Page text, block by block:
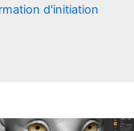
d'initiation